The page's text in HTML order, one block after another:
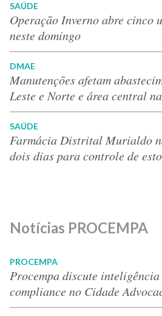
SAÚDE
Operação Inverno abre cinco
neste domingo
DMAE
Manutenções afetam
Leste e Norte e área central
SAÚDE
Farmácia Distrital Murialdo
dois dias para controle de
Notícias PROCEMPA
PROCEMPA
Procempa discute
compliance no Cidade